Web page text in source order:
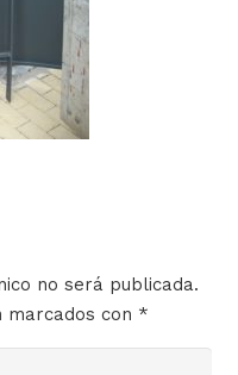
no será publicada.
marcados con *